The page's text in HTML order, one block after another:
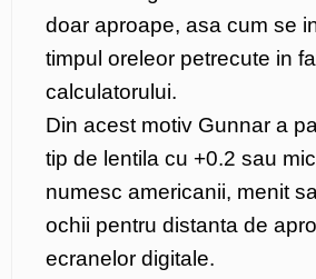
doar aproape, asa cum se
timpul oreleor petrecute in
calculatorului.
Din acest motiv Gunnar a
tip de lentila cu +0.2 sau
numesc americanii, menit
ochii pentru distanta de
ecranelor digitale.